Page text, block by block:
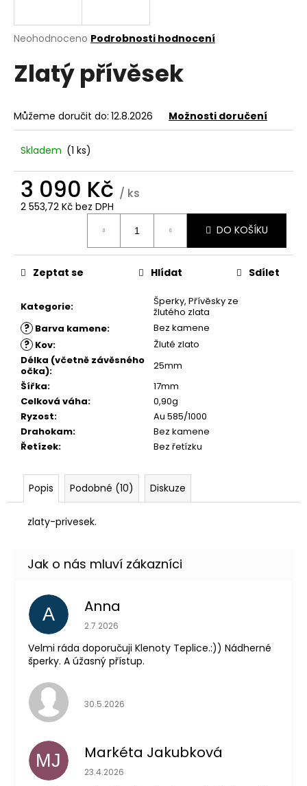
Průměrné
produktu
je
5
hvězdiček.
Neohodnoceno Podrobnosti hodnocení
Zlatý přívěsek
Můžeme doručit do: 12.8.2026 Možnosti doručení
Skladem (1 ks)
3 090 Kč / ks
2 553,72 Kč bez DPH
DO KOŠÍKU
Kategorie: Šperky, Přívěsky ze
žlutého zlata
? Barva kamene: Bez kamene
? Kov:
Žluté zlato
Délka (včetně závěsného
očka):
25mm
Šířka:
17mm
Celková váha:
0,90g
Ryzost:
Au 585/1000
Drahokam:
Bez kamene
Řetízek: Bez řetízku
Zeptat se Hlídat Sdílet
Popis Podobné (10) Diskuze
zlaty-privesek.
A Anna
Hodnocení obchodu je 5 z 5 hvězdiček.
2.7.2026
Velmi ráda doporučuji Klenoty Teplice.:)) Nádherné
šperky. A úžasný přístup.
Hodnocení obchodu je 5 z 5 hvězdiček.
30.5.2026
MJ Markéta Jakubková
Hodnocení obchodu je 5 z 5 hvězdiček.
23.4.2026
j
t
?
o
č
u
e
m
e